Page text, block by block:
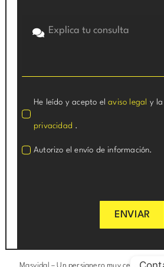
He leído y acepto elaviso legal y la
privacidad .
Autorizo el envío de información.
ENVIAR